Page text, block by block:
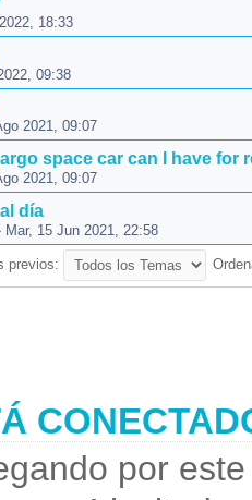
18:33
09:38
2021, 09:07
space car can I have for
2021, 09:07
día
Mar, 15 Jun 2021, 22:58
previos:
por